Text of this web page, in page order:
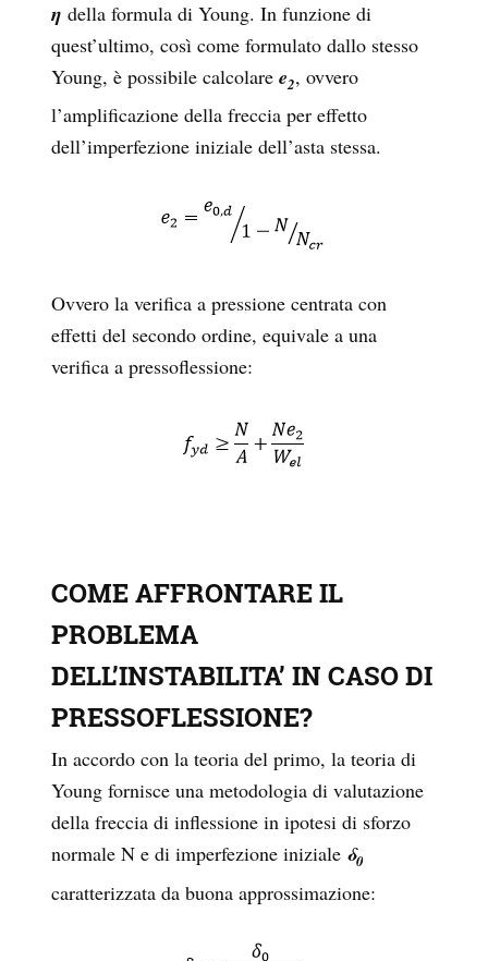
η della formula di Young. In funzione di
quest’ultimo, così come formulato dallo stesso
Young, è possibile calcolare e2, ovvero
l’amplificazione della freccia per effetto
dell’imperfezione iniziale dell’asta stessa.
Ovvero la verifica a pressione centrata con
effetti del secondo ordine, equivale a una
verifica a pressoflessione:
COME AFFRONTARE IL
PROBLEMA
DELL’INSTABILITA’ IN CASO DI
PRESSOFLESSIONE?
In accordo con la teoria del primo, la teoria di
Young fornisce una metodologia di valutazione
della freccia di inflessione in ipotesi di sforzo
normale N e di imperfezione iniziale δ0
caratterizzata da buona approssimazione: